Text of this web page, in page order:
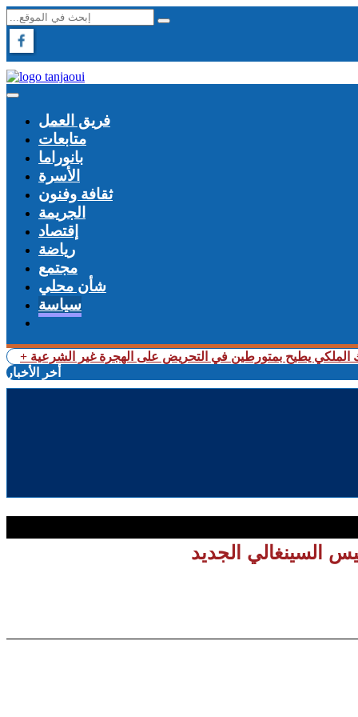
فريق العمل
متابعات
بانوراما
الأسرة
ثقافة وفنون
الجريمة
إقتصاد
رياضة
مجتمع
شأن محلي
سياسة
الملكي يطيح بمتورطين في التحريض على الهجرة غير الشرعية
أخر الأخبار
السينغالي الجديد